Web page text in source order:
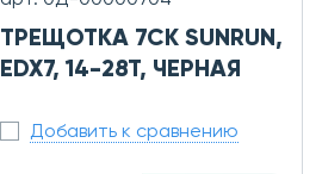
ТРЕЩОТКА 7СК SUNRUN,
EDX7, 14-28T, ЧЕРНАЯ
Добавить к сравнению